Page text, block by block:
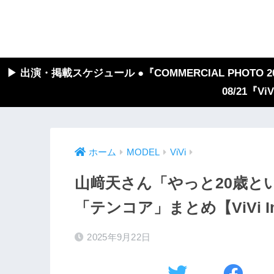
▶︎ 出演・掲載スケジュール ●『COMMERCIAL PHOTO
08/21『
ホーム MODEL ViVi
山﨑天さん「やっと20歳と
「テンコア」まとめ【ViVi
2025年9月22日